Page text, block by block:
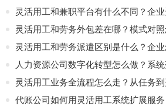
灵活用工和兼职平台有什么不同？企
灵活用工和劳务外包差在哪？模式对
灵活用工和劳务派遣区别是什么？企
人力资源公司数字化转型怎么做？系
灵活用工业务全流程怎么走？从任务
代账公司如何用灵活用工系统扩展服务